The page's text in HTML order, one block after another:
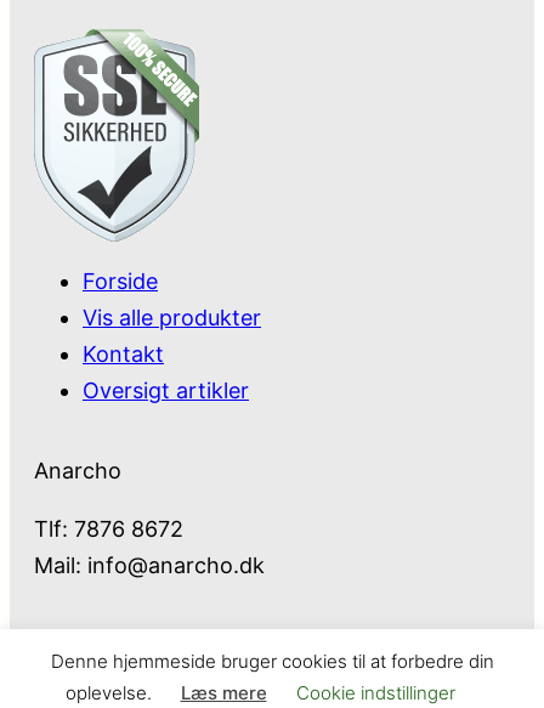
Forside
Vis alle produkter
Kontakt
Oversigt artikler
Anarcho
Tlf: 7876 8672
Mail: info@anarcho.dk
Anarcho – alt i Hårde Hvidevarer
Denne hjemmeside bruger cookies til at forbedre din
oplevelse.
Læs mere Cookie indstillinger